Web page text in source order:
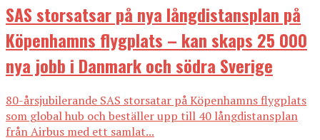
SAS storsatsar på nya långdistansplan på
Köpenhamns flygplats – kan skaps 25 000
nya jobb i Danmark och södra Sverige
80-årsjubilerande SAS storsatar på Köpenhamns flygplats
som global hub och beställer upp till 40 långdistansplan
från Airbus med ett samlat...